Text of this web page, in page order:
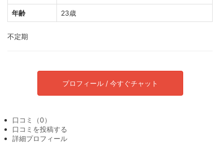
年齢 23歳
不定期
プロフィール / 今すぐチャット
口コミ（0）
口コミを投稿する
詳細プロフィール